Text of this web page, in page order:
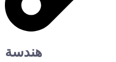
هندسة